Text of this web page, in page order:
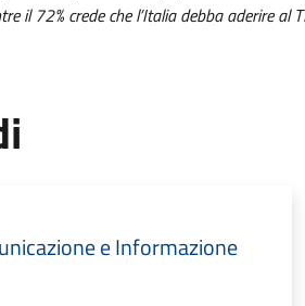
il 72% crede che l’Italia debba aderire al
e Informazione